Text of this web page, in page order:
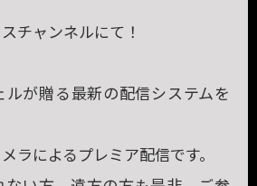
チャンネルにて！
ルが贈る最新の配信システムを
ラによるプレミア配信です。